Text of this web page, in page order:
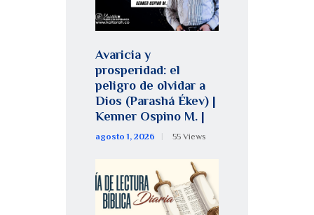
Avaricia y
prosperidad: el
peligro de olvidar a
Dios (Parashá Ékev) |
Kenner Ospino M. |
agosto 1, 2026 55 Views